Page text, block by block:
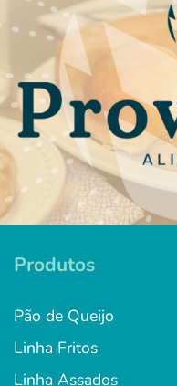
Produtos
Pão de Queijo
Linha Fritos
Linha Assados